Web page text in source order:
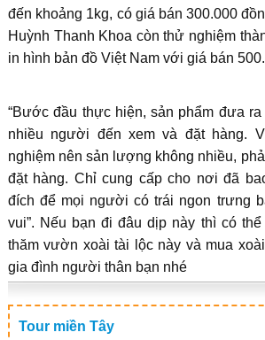
đến khoảng 1kg, có giá bán 300.000
Huỳnh Thanh Khoa còn thử nghiệm
in hình bản đồ Việt Nam với giá bán
“Bước đầu thực hiện, sản phẩm đưa
nhiều người đến xem và đặt hàng.
nghiệm nên sản lượng không nhiều,
đặt hàng. Chỉ cung cấp cho nơi đã
đích để mọi người có trái ngon trưng
vui”. Nếu bạn đi đâu dịp này thì có
thăm vườn xoài tài lộc này và mua
gia đình người thân bạn nhé
Tour miền Tây